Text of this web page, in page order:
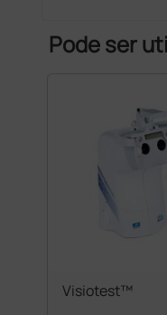
Pode ser
Visiotest™